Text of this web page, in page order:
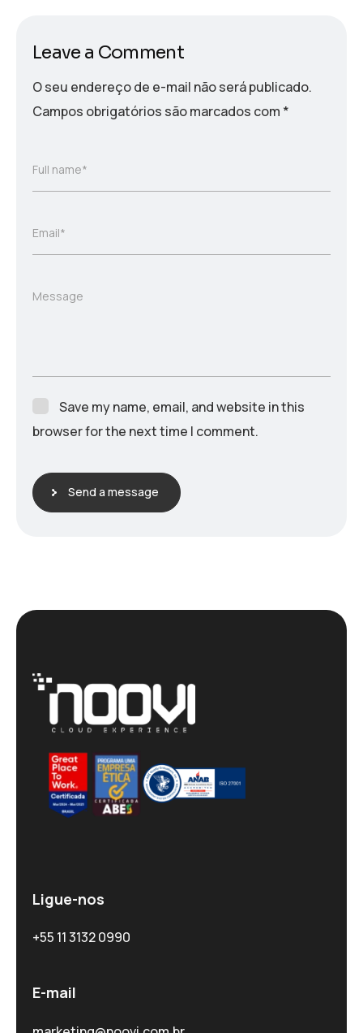
Leave a Comment
O seu endereço de e-mail não será publicado.
Campos obrigatórios são marcados com *
Full name*
Email*
Message
Save my name, email, and website in this
browser for the next time I comment.
Send a message
Ligue-nos
+55 11 3132 0990
E-mail